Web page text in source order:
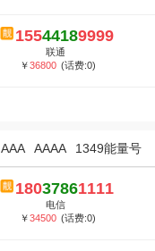
15544189999
联通
￥36800 (话费:0)
1349能量号
AAAA
AAA
18037861111
电信
￥34500 (话费:0)